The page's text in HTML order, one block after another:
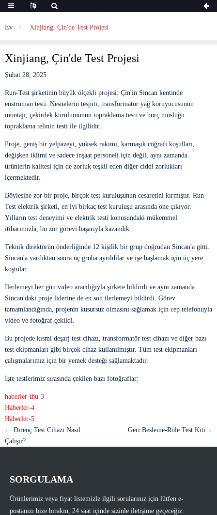
Ev Xinjiang, Çin'de Test Projesi
Xinjiang, Çin'de Test Projesi
Şubat 28, 2025
Run-Test şirketinin büyük ölçekli projesi: Çin'in Sincan kentinde
enstrüman testi. Nesnelerin tespiti, transformatör yağ koruyucusunun
montajı, çekirdek kurulumunun topraklama testi ve burç musluğu
topraklama telinin testi ile ilgilidir.
Proje, geniş bir yelpazeyi, yüksek rakımı, karmaşık coğrafi koşulları,
değişken iklimi ve sadece inşaat personeli için değil, aynı zamanda
ürünlerin kalitesi için de zorluk teşkil eden diğer ciddi zorlukları
içermektedir.
Böylesine zor bir proje, birçok test kuruluşunun cesaretini kırmıştır. Run
Test elektrik şirketi, en iyi birkaç test kuruluşu arasında öne çıkıyor.
Yılların test deneyimi ve elektrik testi konusundaki mükemmel
itibarımızla, bu zor görevi başarıyla kazandık.
Teknik direktörün önderliğinde 12 kişilik bir grup doğrudan Sincan'a gitti.
Sincan'a vardıktan sonra üç gruba ayrıldılar ve işe başlamak için üç yere
koştular.
İlerlemeyi her gün video aracılığıyla şirkete bildirdi ve aynı zamanda
Sincan'daki proje liderine de en son ilerlemeyi bildirdi. Görev
tamamlandığında, projenin kusursuz olmasını sağlamak için cep telefonuyla
video ve fotoğraf çekildi.
Bu projede kısmi deşarj test cihazı, transformatör test cihazı ve diğer bazı
test ekipmanları gibi birçok cihaz kullanılmıştır. Tüm test ekipmanları
çalışmalarımız için bir yemek desteği sağlamaktadır.
İşte testlerimiz sırasında çekilen bazı fotoğraflar:
← Direnç Test Cihazı Nasıl
Çalışır?
Geri Besleme-Röle Test Kiti→
SORGULAMA
Ürünlerimiz veya fiyat listemizle ilgili sorularınız için lütfen e-
postanızı bize bırakın, 24 saat içinde sizinle iletişime geçeceğiz.